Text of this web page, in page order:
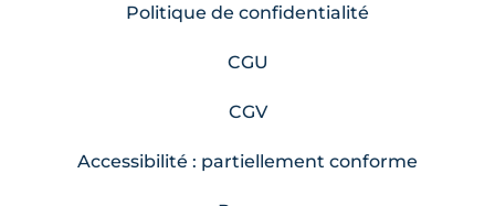
Politique de confidentialité
CGU
CGV
Accessibilité : partiellement conforme